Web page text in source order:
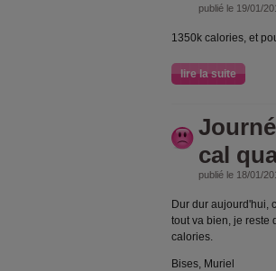
publié le 19/01/
1350k calories, et
lire la suite
cal
publié le 18/01/
Dur dur aujourd'hui,
tout va bien, je reste
calories.
Bises, Muriel